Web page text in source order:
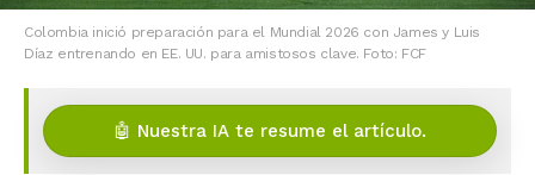
Colombia inició preparación para el Mundial 2026 con James y Luis
Díaz entrenando en EE. UU. para amistosos clave. Foto: FCF
🤖 Nuestra IA te resume el artículo.